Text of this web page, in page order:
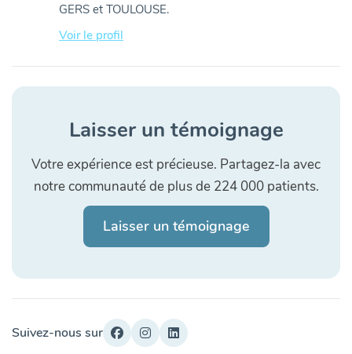
GERS et TOULOUSE.
Voir le profil
Laisser un témoignage
Votre expérience est précieuse. Partagez-la avec
notre communauté de plus de 224 000 patients.
Laisser un témoignage
Suivez-nous sur